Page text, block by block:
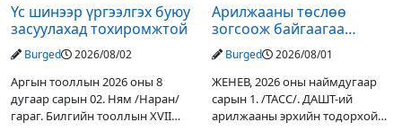
Үс шинээр үргээлгэх буюу
засуулахад тохиромжтой
Burged 2026/08/02
Аргын тооллын 2026 оны 8
дугаар сарын 02. Ням /Наран/
гараг. Билгийн тооллын XVII
Арилжааны төслөө
зогсоож байгаагаа
Ж.Инфантино мэдэгдэв
Burged 2026/08/01
ЖЕНЕВ, 2026 оны наймдугаар
сарын 1. /ТАСС/. ДАШТ-ий
арилжааны эрхийн тодорхой